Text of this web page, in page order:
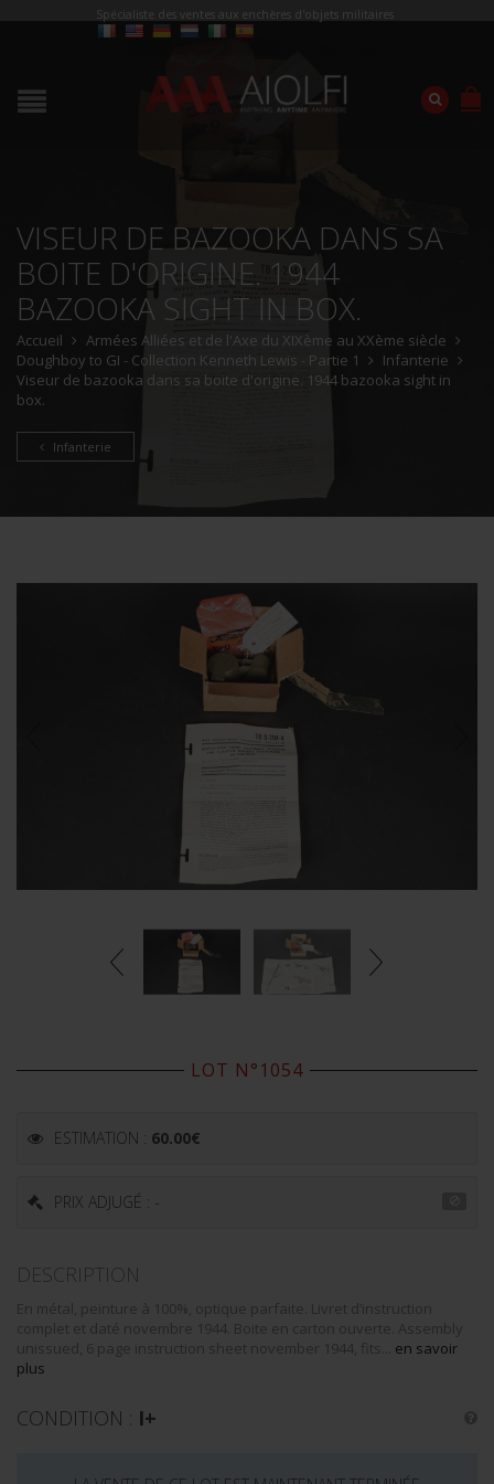
Spécialiste des ventes aux enchères d'objets militaires
VISEUR DE BAZOOKA DANS SA
BOITE D'ORIGINE. 1944
BAZOOKA SIGHT IN BOX.
Accueil
Armées Alliées et de l'Axe du XIXème au XXème siècle
Doughboy to GI - Collection Kenneth Lewis - Partie 1
Infanterie
Viseur de bazooka dans sa boite d'origine. 1944 bazooka sight in
box.
Infanterie
LOT N°1054
ESTIMATION : 60.00€
PRIX ADJUGÉ : -
DESCRIPTION
En métal, peinture à 100%, optique parfaite. Livret d’instruction
complet et daté novembre 1944. Boite en carton ouverte. Assembly
unissued, 6 page instruction sheet november 1944, fits... en savoir
plus
CONDITION : I+